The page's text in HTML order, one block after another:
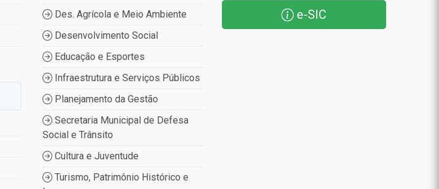
Des. Agrícola e Meio Ambiente
Desenvolvimento Social
Educação e Esportes
Infraestrutura e Serviços Públicos
Planejamento da Gestão
Secretaria Municipal de Defesa
Social e Trânsito
Cultura e Juventude
Turismo, Patrimônio Histórico e
e-SIC